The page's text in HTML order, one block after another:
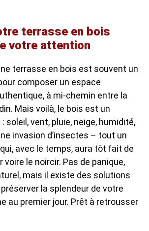
terrasse en bois
votre attention
terrasse en bois est souvent un
composer un espace
à mi-chemin entre la
Mais voilà, le bois est un
soleil, vent, pluie, neige, humidité,
invasion d’insectes – tout un
avec le temps, aura tôt fait de
voire le noircir. Pas de panique,
mais il existe des solutions
la splendeur de votre
au premier jour. Prêt à retrousser